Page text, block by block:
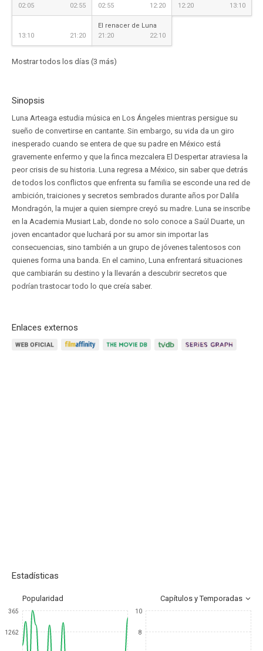
02:05
02:55 02:55 12:20
12:20
13:10
13:10 21:20
El renacer de Luna
21:20
22:10
Mostrar todos los días (3 más)
Sinopsis
Luna Arteaga estudia música en Los Ángeles mientras persigue su
sueño de convertirse en cantante. Sin embargo, su vida da un giro
inesperado cuando se entera de que su padre en México está
gravemente enfermo y que la finca mezcalera El Despertar atraviesa la
peor crisis de su historia. Luna regresa a México, sin saber que detrás
de todos los conflictos que enfrenta su familia se esconde una red de
ambición, traiciones y secretos sembrados durante años por Dalila
Mondragón, la mujer a quien siempre creyó su madre. Luna se inscribe
en la Academia Musiart Lab, donde no solo conoce a Saúl Duarte, un
joven encantador que luchará por su amor sin importar las
consecuencias, sino también a un grupo de jóvenes talentosos con
quienes forma una banda. En el camino, Luna enfrentará situaciones
que cambiarán su destino y la llevarán a descubrir secretos que
podrían trastocar todo lo que creía saber.
Enlaces externos
Estadísticas
Popularidad Capítulos y Temporadas
365
1262
10
8